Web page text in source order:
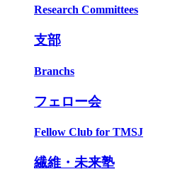
Research Committees
支部
Branchs
フェロー会
Fellow Club for TMSJ
繊維・未来塾